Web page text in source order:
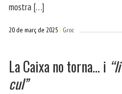
mostra […]
20 de març de 2025 Groc
La Caixa no torna… i
cul”